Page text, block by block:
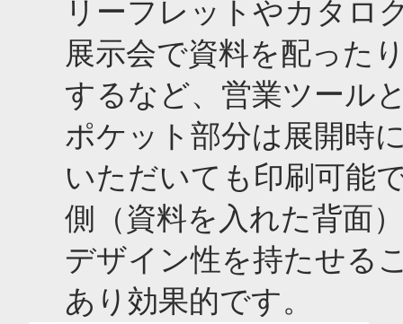
リーフレットやカタロ
展示会で資料を配った
するなど、営業ツール
ポケット部分は展開時
いただいても印刷可能
側（資料を入れた背面
デザイン性を持たせる
あり効果的です。